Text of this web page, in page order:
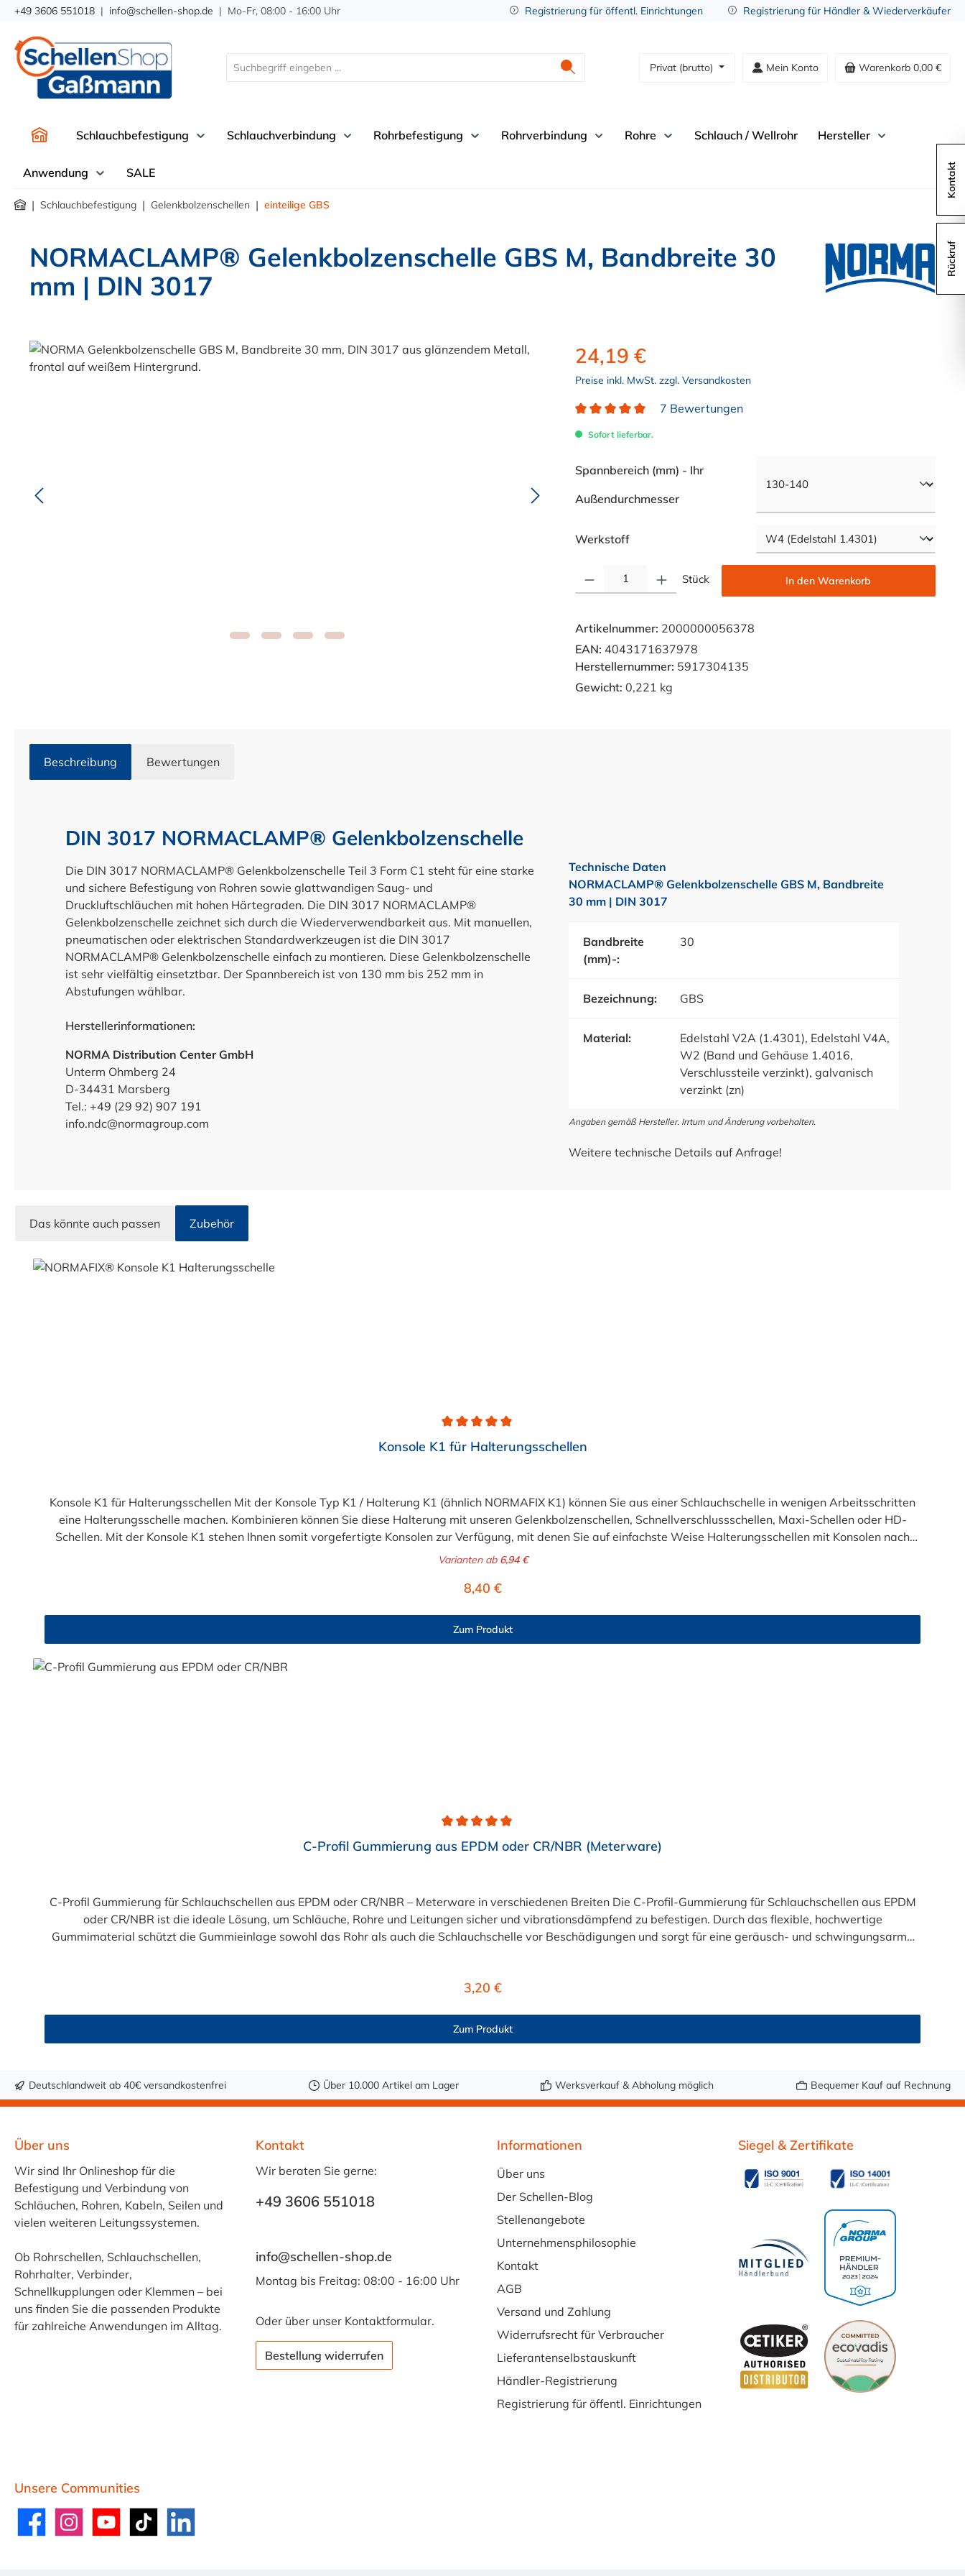
Zur Hauptnavigation springen
+49 3606 551018 | info@schellen-shop.de | Mo-Fr, 08:00 - 16:00 Uhr Registrierung für öffentl. Einrichtungen Registrierung für Händler & Wiederverkäufer
Privat (brutto) Mein Konto Warenkorb 0,00 €
Schlauchbefestigung Schlauchverbindung Rohrbefestigung Rohrverbindung Rohre Schlauch / Wellrohr Hersteller
Anwendung SALE
| Schlauchbefestigung | Gelenkbolzenschellen | einteilige GBS
NORMACLAMP® Gelenkbolzenschelle GBS M, Bandbreite 30
mm | DIN 3017
Bildergalerie überspringen 24,19 €
Preise inkl. MwSt. zzgl. Versandkosten
7 Bewertungen
Sofort lieferbar.
Spannbereich (mm) - Ihr
Außendurchmesserauswählen
Werkstoffauswählen
Stück In den Warenkorb
Artikelnummer: 2000000056378
EAN: 4043171637978
Herstellernummer: 5917304135
Gewicht: 0,221 kg
Beschreibung Bewertungen
DIN 3017 NORMACLAMP® Gelenkbolzenschelle
Die DIN 3017 NORMACLAMP® Gelenkbolzenschelle Teil 3 Form C1 steht für eine starke
und sichere Befestigung von Rohren sowie glattwandigen Saug- und
Druckluftschläuchen mit hohen Härtegraden. Die DIN 3017 NORMACLAMP®
Gelenkbolzenschelle zeichnet sich durch die Wiederverwendbarkeit aus. Mit manuellen,
pneumatischen oder elektrischen Standardwerkzeugen ist die DIN 3017
NORMACLAMP® Gelenkbolzenschelle einfach zu montieren. Diese Gelenkbolzenschelle
ist sehr vielfältig einsetztbar. Der Spannbereich ist von 130 mm bis 252 mm in
Abstufungen wählbar.
Herstellerinformationen:
NORMA Distribution Center GmbH
Unterm Ohmberg 24
D-34431 Marsberg
Tel.: +49 (29 92) 907 191
info.ndc@normagroup.com
Technische Daten
NORMACLAMP® Gelenkbolzenschelle GBS M, Bandbreite
30 mm | DIN 3017
Bandbreite
(mm)-:
30
Bezeichnung: GBS
Material:
Edelstahl V2A (1.4301), Edelstahl V4A,
W2 (Band und Gehäuse 1.4016,
Verschlussteile verzinkt), galvanisch
verzinkt (zn)
Angaben gemäß Hersteller. Irrtum und Änderung vorbehalten.
Weitere technische Details auf Anfrage!
Das könnte auch passen Zubehör
Produktgalerie überspringen
Konsole K1 für Halterungsschellen
Konsole K1 für Halterungsschellen Mit der Konsole Typ K1 / Halterung K1 (ähnlich NORMAFIX K1) können Sie aus einer Schlauchschelle in wenigen Arbeitsschritten
eine Halterungsschelle machen. Kombinieren können Sie diese Halterung mit unseren Gelenkbolzenschellen, Schnellverschlussschellen, Maxi-Schellen oder HD-
Schellen. Mit der Konsole K1 stehen Ihnen somit vorgefertigte Konsolen zur Verfügung, mit denen Sie auf einfachste Weise Halterungsschellen mit Konsolen nach
Ihren Wünschen erstellen können. Wie gehe ich vor? Sie öffnen die Standardschelle und führen das Band durch die Konsolenschlitze – Fertig.
Varianten ab6,94 €
Regulärer Preis:
8,40 €
Zum Produkt
Durchschnittliche Bewertung von 4.9 von 5 SternenC-Profil Gummierung aus EPDM oder CR/NBR (Meterware)
C-Profil Gummierung für Schlauchschellen aus EPDM oder CR/NBR – Meterware in verschiedenen Breiten Die C-Profil-Gummierung für Schlauchschellen aus EPDM
oder CR/NBR ist die ideale Lösung, um Schläuche, Rohre und Leitungen sicher und vibrationsdämpfend zu befestigen. Durch das flexible, hochwertige
Gummimaterial schützt die Gummieinlage sowohl das Rohr als auch die Schlauchschelle vor Beschädigungen und sorgt für eine geräusch- und schwingungsarme
variiert je nach Bandbreite:9, 12, und 15 mm Breite: Klemmstärke (innere Höhe) = 1,5 mm20, 25 und 30 mm Breite: Klemmstärke (innere Höhe) = 2,8 mm
Temperaturbeständig und langlebig Anwendungsbereiche: Die C-Profil Gummierung eignet sich optimal für: Schlauchschellen und Rohrschellen Maschinen- und
ideal für industrielle Anwendungen. Diese C-Profil Gummierung bietet maximale Flexibilität, Schutz und Langlebigkeit – die perfekte Ergänzung für professionelle
Schlauchschellenmontagen und anspruchsvolle Anwendungen im Innen- und Außenbereich.
Regulärer Preis:
3,20 €
Zum Produkt
Deutschlandweit ab 40€ versandkostenfrei Über 10.000 Artikel am Lager Werksverkauf & Abholung möglich Bequemer Kauf auf Rechnung
Über uns
Wir sind Ihr Onlineshop für die
Befestigung und Verbindung von
Schläuchen, Rohren, Kabeln, Seilen und
vielen weiteren Leitungssystemen.
Ob Rohrschellen, Schlauchschellen,
Rohrhalter, Verbinder,
Schnellkupplungen oder Klemmen – bei
uns finden Sie die passenden Produkte
für zahlreiche Anwendungen im Alltag.
Kontakt
Wir beraten Sie gerne:
+49 3606 551018
info@schellen-shop.de
Montag bis Freitag: 08:00 - 16:00 Uhr
Oder über unser Kontaktformular.
Bestellung widerrufen
Informationen
Über uns
Der Schellen-Blog
Stellenangebote
Unternehmensphilosophie
Kontakt
AGB
Versand und Zahlung
Widerrufsrecht für Verbraucher
Lieferantenselbstauskunft
Händler-Registrierung
Registrierung für öffentl. Einrichtungen
Unsere Communities
FacebookInstagramYouTube TikTok LinkedIn
Siegel & Zertifikate
Kontakt
Rückruf